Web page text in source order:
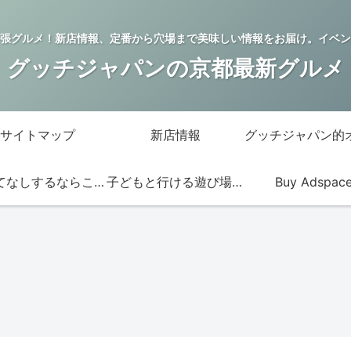
グルメ！新店情報、定番から穴場まで美味しい情報をお届け。イベ
グッチジャパンの京都最新グルメ
サイトマップ 新店情報
おもてなしするならこの店 子どもと行ける遊び場・お店 Buy